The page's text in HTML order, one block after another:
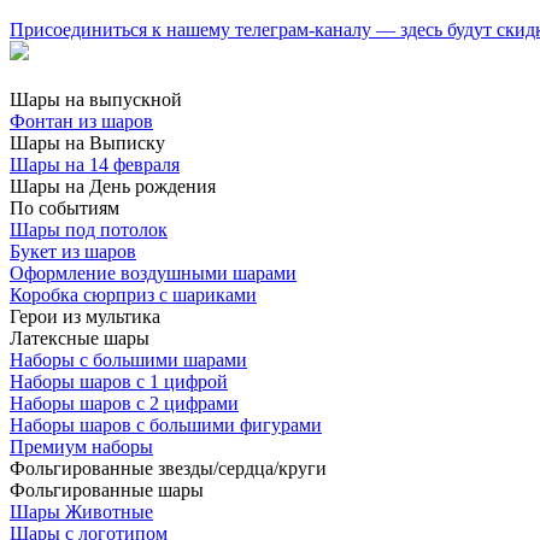
Присоединиться к нашему телеграм-каналу — здесь будут
Шары на выпускной
Фонтан из шаров
Шары на Выписку
Шары на 14 февраля
Шары на День рождения
По событиям
Шары под потолок
Букет из шаров
Оформление воздушными шарами
Коробка сюрприз с шариками
Герои из мультика
Латексные шары
Наборы с большими шарами
Наборы шаров с 1 цифрой
Наборы шаров с 2 цифрами
Наборы шаров с большими фигурами
Премиум наборы
Фольгированные звезды/сердца/круги
Фольгированные шары
Шары Животные
Шары с логотипом